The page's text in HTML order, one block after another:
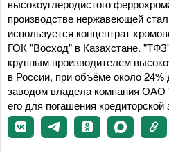
высокоуглеродистого
производстве нержавеющей
используется концентрат
ГОК "Восход" в Казахстане.
крупным производителем
в России, при объёме около
заводом владела компания ОАО
его для погашения